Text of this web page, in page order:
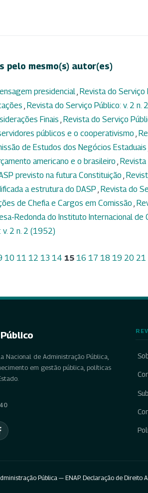
pelo mesmo(s) autor(es)
presidencial, Revista do
, Revista do Serviço Público: v. 2 n.
Finais , Revista do Serviço
públicos e o cooperativismo ,
de Estudos dos Negócios Estaduais
americano e o brasileiro ,
previsto na futura Constituição ,
a estrutura do DASP , Revista do
de Chefia e Cargos em Comissão ,
Redonda do Instituto Internacional de
v. 2 n. 2 (1952)
10 11 12 13 14 15 16 17 18 19 20 21
Nacional de Administração Pública,
em gestão pública, políticas
Pública — ENAP. Declaração de Direito